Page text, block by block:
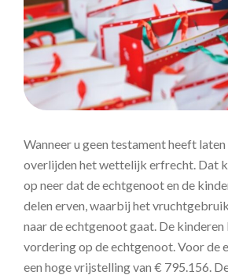
Wanneer u geen testament heeft
overlijden het wettelijk erfrecht. Dat
op neer dat de echtgenoot en de
delen erven, waarbij het
naar de echtgenoot gaat. De kinderen
vordering op de echtgenoot. Voor de
een hoge vrijstelling van € 795.156.